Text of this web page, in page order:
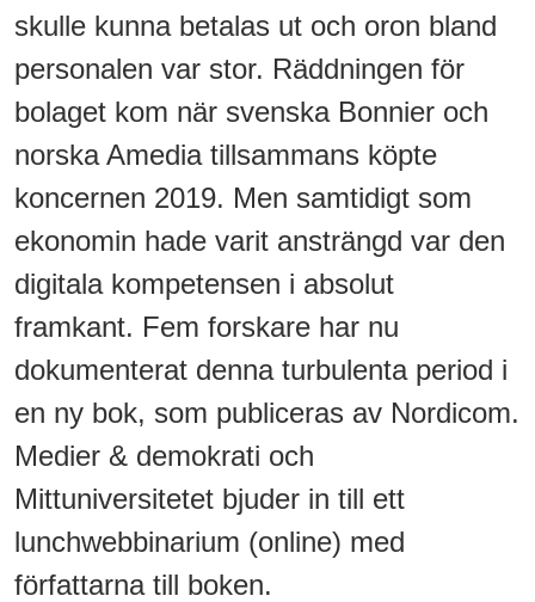
skulle kunna betalas ut och oron bland
personalen var stor. Räddningen för
bolaget kom när svenska Bonnier och
norska Amedia tillsammans köpte
koncernen 2019. Men samtidigt som
ekonomin hade varit ansträngd var den
digitala kompetensen i absolut
framkant. Fem forskare har nu
dokumenterat denna turbulenta period i
en ny bok, som publiceras av Nordicom.
Medier & demokrati och
Mittuniversitetet bjuder in till ett
lunchwebbinarium (online) med
författarna till boken.